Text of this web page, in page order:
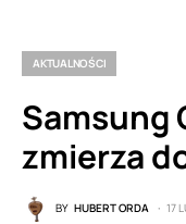
AKTUALNOŚCI
Samsung
zmierza
BY HUBERT ORDA 17